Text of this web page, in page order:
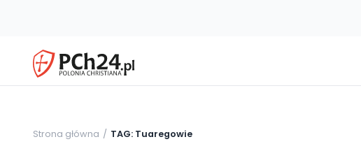
Strona główna TAG: Tuaregowie